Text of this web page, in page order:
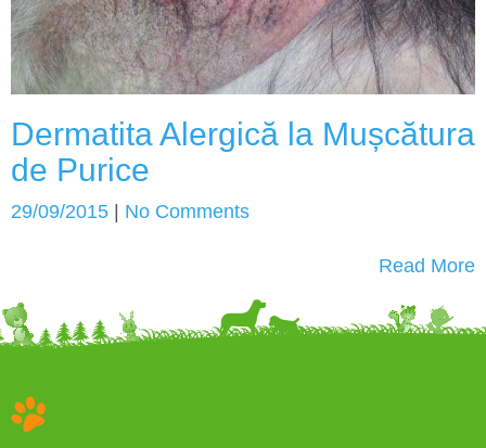
Dermatita Alergică la Mușcătura
de Purice
29/09/2015 | No Comments
Read More